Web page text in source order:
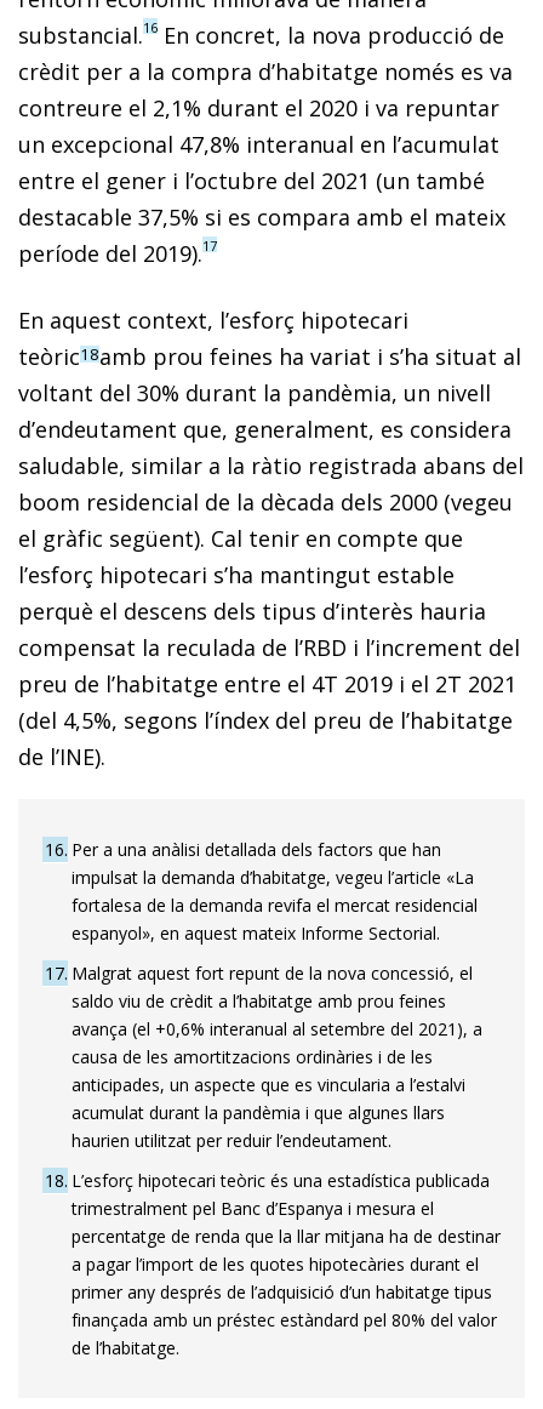
substancial.16 En concret, la nova producció de
crèdit per a la compra d’habitatge només es va
contreure el 2,1% durant el 2020 i va repuntar
un excepcional 47,8% interanual en l’acumulat
entre el gener i l’octubre del 2021 (un també
destacable 37,5% si es compara amb el mateix
període del 2019).17
En aquest context, l’esforç hipotecari
teòric18amb prou feines ha variat i s’ha situat al
voltant del 30% durant la pandèmia, un nivell
d’endeutament que, generalment, es considera
saludable, similar a la ràtio registrada abans del
boom residencial de la dècada dels 2000 (vegeu
el gràfic següent). Cal tenir en compte que
l’esforç hipotecari s’ha mantingut estable
perquè el descens dels tipus d’interès hauria
compensat la reculada de l’RBD i l’increment del
preu de l’habitatge entre el 4T 2019 i el 2T 2021
(del 4,5%, segons l’índex del preu de l’habitatge
de l’INE).
16 Per a una anàlisi detallada dels factors que han
impulsat la demanda d’habitatge, vegeu l’article «La
fortalesa de la demanda revifa el mercat residencial
espanyol», en aquest mateix Informe Sectorial.
17 Malgrat aquest fort repunt de la nova concessió, el
saldo viu de crèdit a l’habitatge amb prou feines
avança (el +0,6% interanual al setembre del 2021), a
causa de les amortitzacions ordinàries i de les
anticipades, un aspecte que es vincularia a l’estalvi
acumulat durant la pandèmia i que algunes llars
haurien utilitzat per reduir l’endeutament.
18 L’esforç hipotecari teòric és una estadística publicada
trimestralment pel Banc d’Espanya i mesura el
percentatge de renda que la llar mitjana ha de destinar
a pagar l’import de les quotes hipotecàries durant el
primer any després de l’adquisició d’un habitatge tipus
finançada amb un préstec estàndard pel 80% del valor
de l’habitatge.